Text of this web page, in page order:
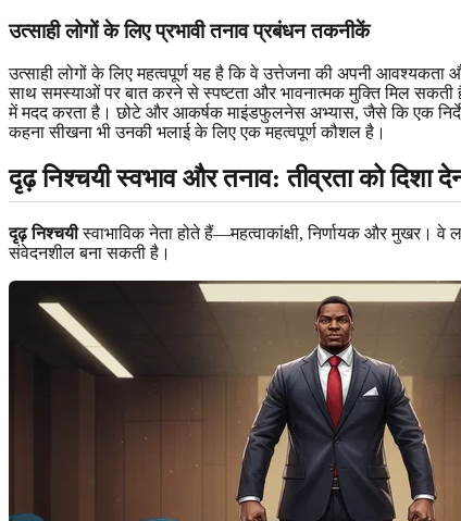
उत्साही लोगों के लिए प्रभावी तनाव प्रबंधन तकनीकें
उत्साही लोगों के लिए महत्वपूर्ण यह है कि वे उत्तेजना की अपनी
साथ समस्याओं पर बात करने से स्पष्टता और भावनात्मक मुक्ति मिल सकती
में मदद करता है। छोटे और आकर्षक माइंडफुलनेस अभ्यास, जैसे कि एक
कहना सीखना भी उनकी भलाई के लिए एक महत्वपूर्ण कौशल है।
दृढ़ निश्चयी स्वभाव और तनाव: तीव्रता को दिशा
दृढ़ निश्चयीस्वाभाविक नेता होते हैं—महत्वाकांक्षी, निर्णायक और मुखर। वे
संवेदनशील बना सकती है।